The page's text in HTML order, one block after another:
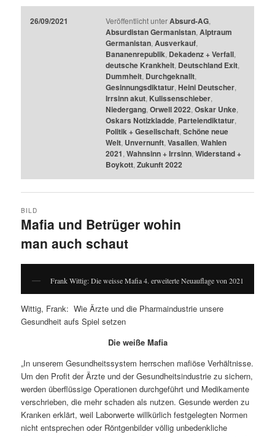
26/09/2021 Veröffentlicht unter Absurd-AG,
Absurdistan Germanistan, Alptraum
Germanistan, Ausverkauf,
Bananenrepublik, Dekadenz + Verfall,
deutsche Krankheit, Deutschland Exit,
Dummheit, Durchgeknallt,
Gesinnungsdiktatur, Heini Deutscher,
Irrsinn akut, Kulissenschieber,
Niedergang, Orwell 2022, Oskar Unke,
Oskars Notizkladde, Parteiendiktatur,
Politik + Gesellschaft, Schöne neue
Welt, Unvernunft, Vasallen, Wahlen
2021, Wahnsinn + Irrsinn, Widerstand +
Boykott, Zukunft 2022
Mafia und Betrüger wohin
man auch schaut
BILD
Frank Wittig: Die weisse Mafia 4. erweiterte Neuauflage von 2021
Wittig, Frank: Wie Ärzte und die Pharmaindustrie unsere
Gesundheit aufs Spiel setzen
Die weiße Mafia
„In unserem Gesundheitssystem herrschen mafiöse Verhältnisse.
Um den Profit der Ärzte und der Gesundheitsindustrie zu sichern,
werden überflüssige Operationen durchgeführt und Medikamente
verschrieben, die mehr schaden als nutzen. Gesunde werden zu
Kranken erklärt, weil Laborwerte willkürlich festgelegten Normen
nicht entsprechen oder Röntgenbilder völlig unbedenkliche